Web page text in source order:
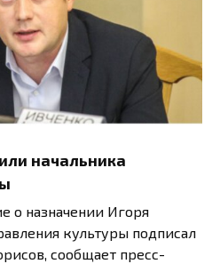
начальника
о назначении Игоря
культуры подписал
сообщает пресс-